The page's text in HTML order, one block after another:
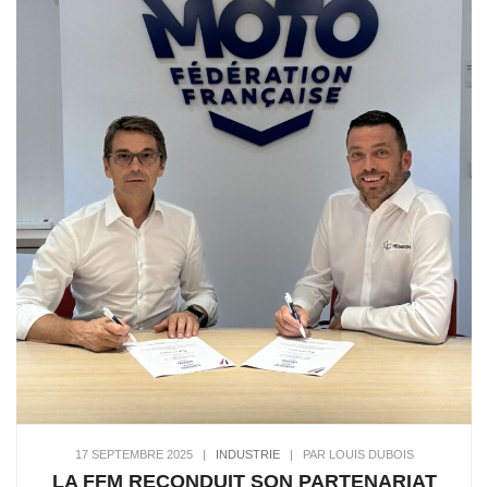
17 SEPTEMBRE 2025| INDUSTRIE| PAR LOUIS DUBOIS
LA FFM RECONDUIT SON PARTENARIAT